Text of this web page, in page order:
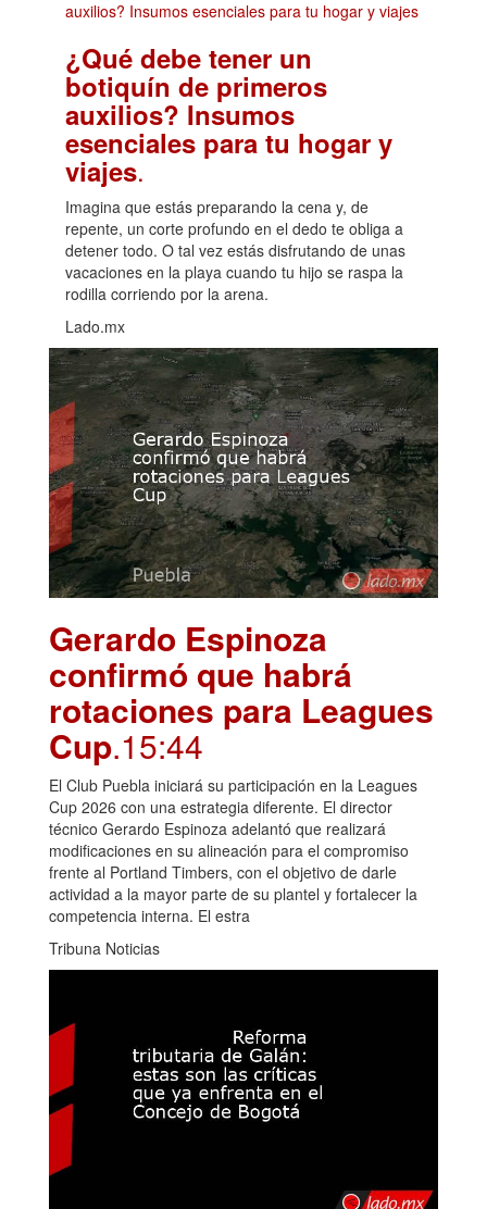
¿Qué debe tener un
botiquín de primeros
auxilios? Insumos
esenciales para tu hogar y
viajes.
Imagina que estás preparando la cena y, de
repente, un corte profundo en el dedo te obliga a
detener todo. O tal vez estás disfrutando de unas
vacaciones en la playa cuando tu hijo se raspa la
rodilla corriendo por la arena.
Lado.mx
Gerardo Espinoza
confirmó que habrá
rotaciones para Leagues
Cup.15:44
El Club Puebla iniciará su participación en la Leagues
Cup 2026 con una estrategia diferente. El director
técnico Gerardo Espinoza adelantó que realizará
modificaciones en su alineación para el compromiso
frente al Portland Timbers, con el objetivo de darle
actividad a la mayor parte de su plantel y fortalecer la
competencia interna. El estra
Tribuna Noticias